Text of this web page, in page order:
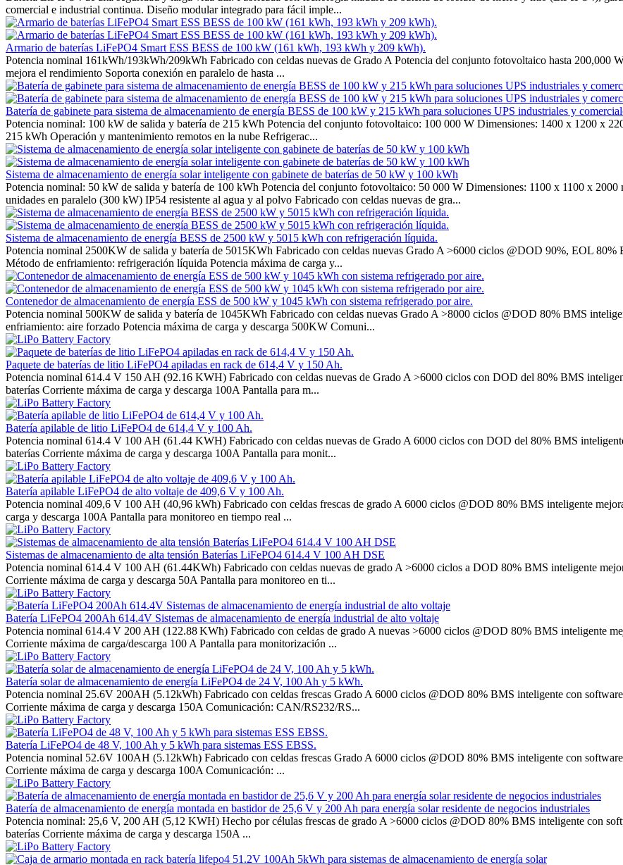
comercial e industrial continua. Diseño modular integrado para fácil imple...
Armario de baterías LiFePO4 Smart ESS BESS de 100 kW (161 kWh, 193 kWh y 209 kWh).
Potencia nominal 161kWh/193kWh/209kWh Fabricado con celdas nuevas de Grado A Potencia del conjunto fotovoltaico hasta
mejora el rendimiento Soporta conexión en paralelo de hasta ...
Batería de gabinete para sistema de almacenamiento de energía BESS de 100 kW y 215 kWh para soluciones UPS industriales y
Potencia nominal: 100 kW de salida y batería de 215 kWh Potencia del conjunto fotovoltaico: 100 000 W Dimensiones: 1400 x 1200 x
215 kWh Operación y mantenimiento remotos en la nube Refrigerac...
Sistema de almacenamiento de energía solar inteligente con gabinete de baterías de 50 kW y 100 kWh
Potencia nominal: 50 kW de salida y batería de 100 kWh Potencia del conjunto fotovoltaico: 50 000 W Dimensiones: 1100 x 1100 x
unidades en paralelo (300 kW) IP54 resistente al agua y al polvo Fabricado con celdas nuevas de gra...
Sistema de almacenamiento de energía BESS de 2500 kW y 5015 kWh con refrigeración líquida.
Potencia nominal 2500KW de salida y batería de 5015KWh Fabricado con celdas nuevas Grado A >6000 ciclos @DOD 90%, EOL
Método de enfriamiento: refrigeración líquida Potencia máxima de carga y...
Contenedor de almacenamiento de energía ESS de 500 kW y 1045 kWh con sistema refrigerado por aire.
Potencia nominal 500KW de salida y batería de 1045KWh Fabricado con celdas nuevas Grado A >8000 ciclos @DOD 80% BMS
enfriamiento: aire forzado Potencia máxima de carga y descarga 500KW Comuni...
Paquete de baterías de litio LiFePO4 apiladas en rack de 614,4 V y 150 Ah.
Potencia nominal 614.4 V 150 AH (92.16 KWH) Fabricado con celdas nuevas de Grado A >6000 ciclos con DOD del 80% BMS
baterías Corriente máxima de carga y descarga 100A Pantalla para m...
Batería apilable de litio LiFePO4 de 614,4 V y 100 Ah.
Potencia nominal 614.4 V 100 AH (61.44 KWH) Fabricado con celdas nuevas de Grado A 6000 ciclos con DOD del 80% BMS
baterías Corriente máxima de carga y descarga 100A Pantalla para monit...
Batería apilable LiFePO4 de alto voltaje de 409,6 V y 100 Ah.
Potencia nominal 409,6 V 100 AH (40,96 kWh) Fabricado con celdas frescas de grado A 6000 ciclos @DOD 80% BMS inteligente
carga y descarga 100A Pantalla para monitoreo en tiempo real ...
Sistemas de almacenamiento de alta tensión Baterías LiFePO4 614.4 V 100 AH DSE
Potencia nominal 614.4 V 100 AH (61.44KWh) Fabricado con celdas nuevas de grado A >6000 ciclos a DOD 80% BMS inteligente
Corriente máxima de carga y descarga 50A Pantalla para monitoreo en ti...
Batería LiFePO4 200Ah 614.4V Sistemas de almacenamiento de energía industrial de alto voltaje
Potencia nominal 614.4 V 200 AH (122.88 KWh) Fabricado con celdas de grado A nuevas >6000 ciclos @DOD 80% BMS inteligente
Corriente máxima de carga/descarga 100 A Pantalla para monitorización ...
Batería solar de almacenamiento de energía LiFePO4 de 24 V, 100 Ah y 5 kWh.
Potencia nominal 25.6V 200AH (5.12kWh) Fabricado con celdas frescas Grado A 6000 ciclos @DOD 80% BMS inteligente con
Corriente máxima de carga y descarga 150A Comunicación: CAN/RS232/RS...
Batería LiFePO4 de 48 V, 100 Ah y 5 kWh para sistemas ESS EBSS.
Potencia nominal 52.6V 100AH (5.12kWh) Fabricado con celdas frescas Grado A 6000 ciclos @DOD 80% BMS inteligente con
Corriente máxima de carga y descarga 100A Comunicación: ...
Batería de almacenamiento de energía montada en bastidor de 25,6 V y 200 Ah para energía solar residente de negocios industriales
Potencia nominal: 25,6 V, 200 AH (5,12 KWH) Hecho por células frescas de grado A >6000 ciclos @DOD 80% BMS inteligente con
baterías Corriente máxima de carga y descarga 150A ...